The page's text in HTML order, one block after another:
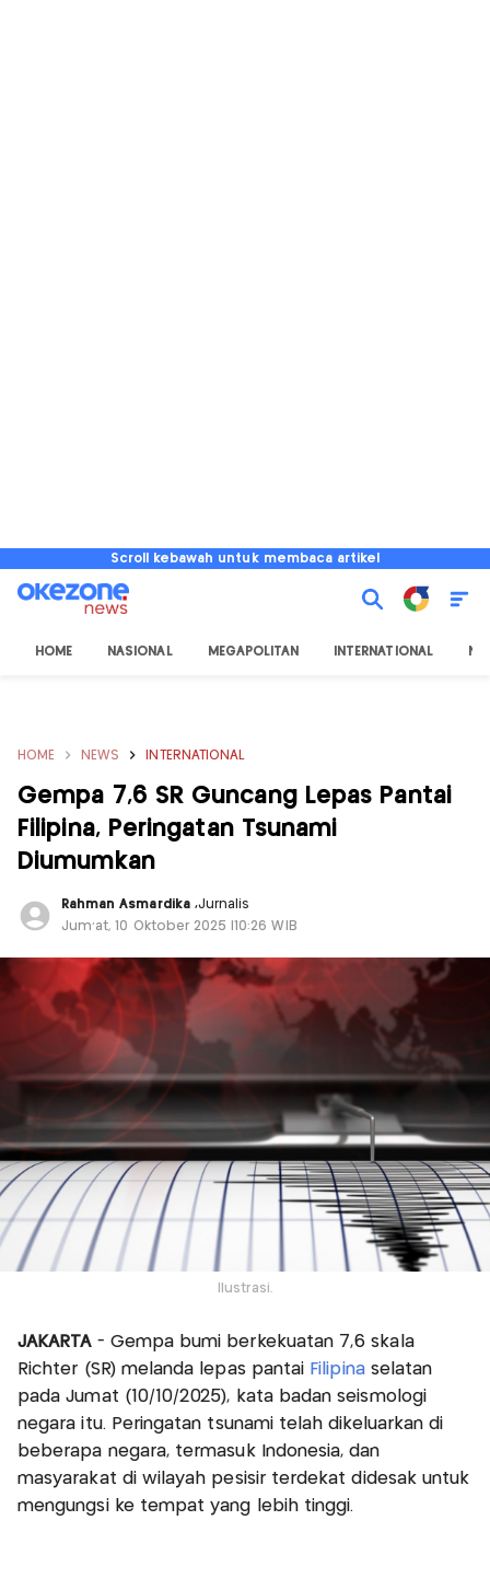
Scroll kebawah untuk membaca artikel
HOME NASIONAL MEGAPOLITAN INTERNATIONAL
HOME NEWS INTERNATIONAL
Gempa 7,6 SR Guncang Lepas Pantai
Filipina, Peringatan Tsunami
Diumumkan
Rahman Asmardika ,Jurnalis
Jum'at, 10 Oktober 2025 |10:26 WIB
Ilustrasi.
JAKARTA - Gempa bumi berkekuatan 7,6 skala
Richter (SR) melanda lepas pantai Filipinaselatan
pada Jumat (10/10/2025), kata badan seismologi
negara itu. Peringatan tsunami telah dikeluarkan di
beberapa negara, termasuk Indonesia, dan
masyarakat di wilayah pesisir terdekat didesak untuk
mengungsi ke tempat yang lebih tinggi.